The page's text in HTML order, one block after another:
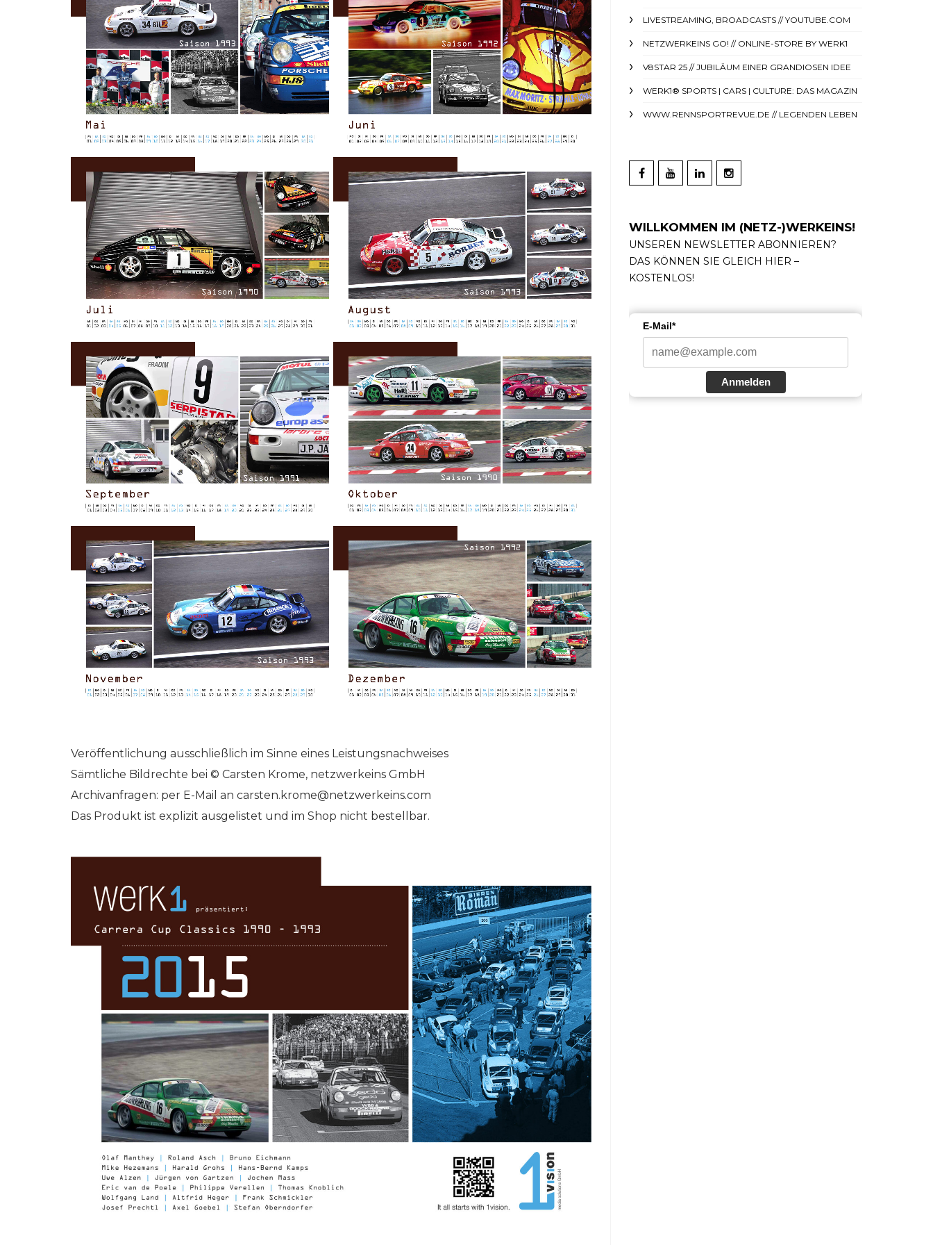
Veröffentlichung ausschließlich im Sinne eines Leistungsnachweises
Sämtliche Bildrechte bei © Carsten Krome, netzwerkeins GmbH
Archivanfragen: per E-Mail an carsten.krome@netzwerkeins.com
Das Produkt ist explizit ausgelistet und im Shop nicht bestellbar.
LIVESTREAMING, BROADCASTS // YOUTUBE.COM
NETZWERKEINS GO! // ONLINE-STORE BY WERK1
V8STAR 25 // JUBILÄUM EINER GRANDIOSEN IDEE
WERK1® SPORTS | CARS | CULTURE: DAS MAGAZIN
WWW.RENNSPORTREVUE.DE // LEGENDEN LEBEN
WILLKOMMEN IM (NETZ-)WERKEINS!
UNSEREN NEWSLETTER ABONNIEREN?
DAS KÖNNEN SIE GLEICH HIER –
KOSTENLOS!
E-Mail*
Anmelden